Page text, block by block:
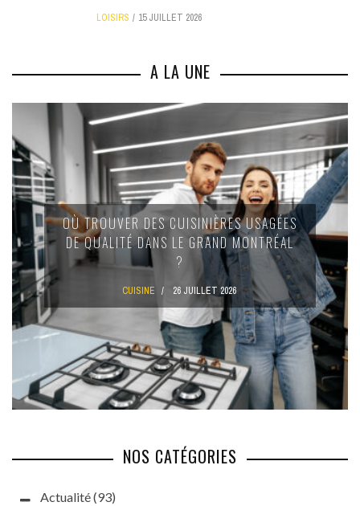
LOISIRS 15 JUILLET 2026
A LA UNE
OÙ TROUVER DES CUISINIÈRES USAGÉES
DE QUALITÉ DANS LE GRAND MONTRÉAL
?
CUISINE 26 JUILLET 2026
NOS CATÉGORIES
Actualité(93)